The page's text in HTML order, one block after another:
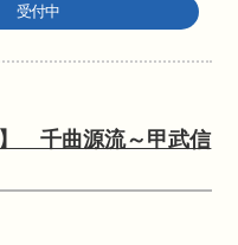
受付中
】 千曲源流～甲武信